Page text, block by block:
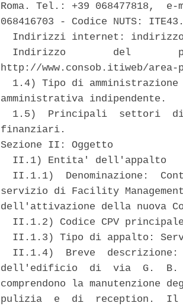
Roma. Tel.: +39 068477818,
068416703 - Codice NUTS:
Indirizzi internet:
Indirizzo        del
http://www.consob.itiweb/
1.4) Tipo di
amministrativa indipendente.
1.5)  Principali  settori
finanziari.
Sezione II: Oggetto
  II.1) Entita' dell'appalto
II.1.1)  Denominazione:
servizio di Facility
dell'attivazione della nuova
II.1.2) Codice CPV
II.1.3) Tipo di appalto:
II.1.4)  Breve
dell'edificio  di  via  G.  B.
comprendono la
pulizia  e  di  reception.  Il